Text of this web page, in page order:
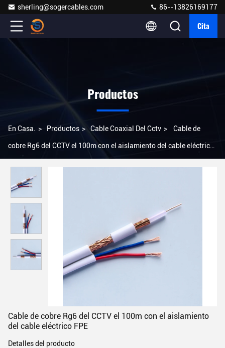
sherling@sogercables.com 86--13826169177
Cita
Productos
En Casa. > Productos > Cable Coaxial Del Cctv > Cable de
cobre Rg6 del CCTV el 100m con el aislamiento del cable eléctrico
Cable de cobre Rg6 del CCTV el 100m con el aislamiento
del cable eléctrico FPE
Detalles del producto